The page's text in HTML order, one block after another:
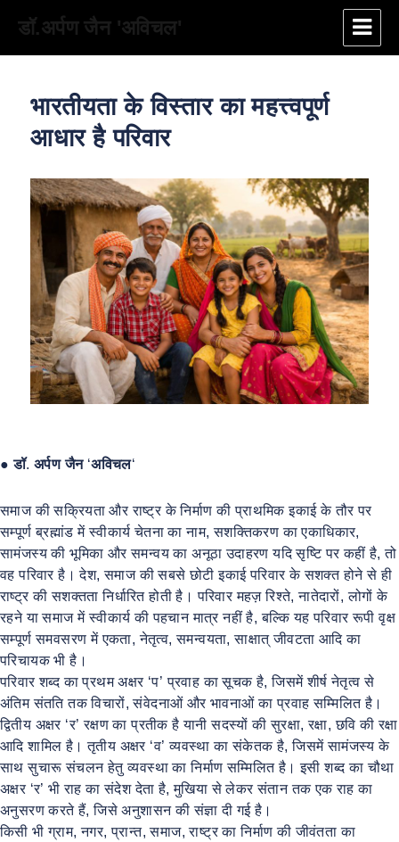
डॉ.अर्पण जैन 'अविचल'
भारतीयता के विस्तार का महत्त्वपूर्ण
आधार है परिवार
●डॉ.अर्पण जैन‘अविचल‘
समाज की सक्रियता और राष्ट्र के निर्माण की प्राथमिक इकाई के तौर पर
सम्पूर्ण ब्रह्मांड में स्वीकार्य चेतना का नाम, सशक्तिकरण का एकाधिकार,
सामंजस्य की भूमिका और समन्वय का अनूठा उदाहरण यदि सृष्टि पर कहीं है, तो
वह परिवार है। देश, समाज की सबसे छोटी इकाई परिवार के सशक्त होने से ही
राष्ट्र की सशक्तता निर्धारित होती है। परिवार महज़ रिश्ते, नातेदारों, लोगों के
रहने या समाज में स्वीकार्य की पहचान मात्र नहीं है, बल्कि यह परिवार रूपी वृक्ष
सम्पूर्ण समवसरण में एकता, नेतृत्व, समन्वयता, साक्षात् जीवटता आदि का
परिचायक भी है।
परिवार शब्द का प्रथम अक्षर ‘प’ प्रवाह का सूचक है, जिसमें शीर्ष नेतृत्व से
अंतिम संतति तक विचारों, संवेदनाओं और भावनाओं का प्रवाह सम्मिलित है।
द्वितीय अक्षर ‘र’ रक्षण का प्रतीक है यानी सदस्यों की सुरक्षा, रक्षा, छवि की रक्षा
आदि शामिल है। तृतीय अक्षर ‘व’ व्यवस्था का संकेतक है, जिसमें सामंजस्य के
साथ सुचारू संचलन हेतु व्यवस्था का निर्माण सम्मिलित है। इसी शब्द का चौथा
अक्षर ‘र’ भी राह का संदेश देता है, मुखिया से लेकर संतान तक एक राह का
अनुसरण करते हैं, जिसे अनुशासन की संज्ञा दी गई है।
किसी भी ग्राम, नगर, प्रान्त, समाज, राष्ट्र का निर्माण की जीवंतता का